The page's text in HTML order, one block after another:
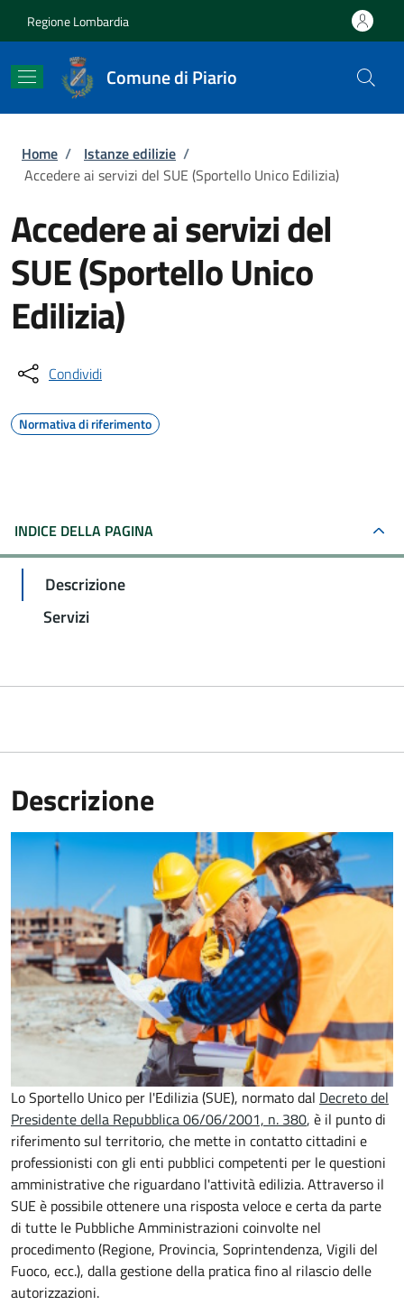
Regione Lombardia
Comune di Piario
Briciole di pane
Home / Istanze edilizie /
Accedere ai servizi del SUE (Sportello Unico Edilizia)
Accedere ai servizi del
SUE (Sportello Unico
Edilizia)
Condividi
Normativa di riferimento
INDICE DELLA PAGINA
Descrizione
Servizi
Descrizione
Lo Sportello Unico per l'Edilizia (SUE), normato dal Decreto del
Presidente della Repubblica 06/06/2001, n. 380, è il punto di
riferimento sul territorio, che mette in contatto cittadini e
professionisti con gli enti pubblici competenti per le questioni
amministrative che riguardano l'attività edilizia. Attraverso il
SUE è possibile ottenere una risposta veloce e certa da parte
di tutte le Pubbliche Amministrazioni coinvolte nel
procedimento (Regione, Provincia, Soprintendenza, Vigili del
Fuoco, ecc.), dalla gestione della pratica fino al rilascio delle
autorizzazioni.